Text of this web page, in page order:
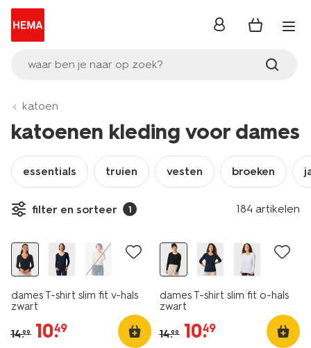
waar ben je naar op zoek?
inloggen
katoen
katoenen kleding voor dames
essentials truien vesten broeken
filter en sorteer 1 184 artikelen
korting
dames T-shirt slim fit v-hals
zwart
14.99 10.
49
dames T-shirt slim fit o-hals
zwart
14.99 10.
49